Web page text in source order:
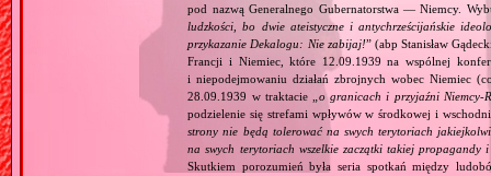
pod nazwą Generalnego Gubernatorstwa — Niemcy.
ludzkości, bo dwie ateistyczne i antychrześcijańskie
przykazanie Dekalogu: Nie zabijaj!” (abp Stanisław
Francji i Niemiec, które 12.09.1939 na wspólnej
i niepodejmowaniu działań zbrojnych wobec Niemiec
28.09.1939 w traktacie „ o granicach i przyjaźni
podzielenie się strefami wpływów w środkowej i
strony nie będą tolerować na swych terytoriach
na swych terytoriach wszelkie zaczątki takiej
Skutkiem porozumień była seria spotkań między